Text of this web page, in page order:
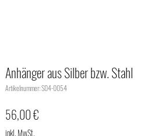
Anhänger aus Silber bzw. Stahl
Artikelnummer: S04-0054
56,00 €
inkl. MwSt.